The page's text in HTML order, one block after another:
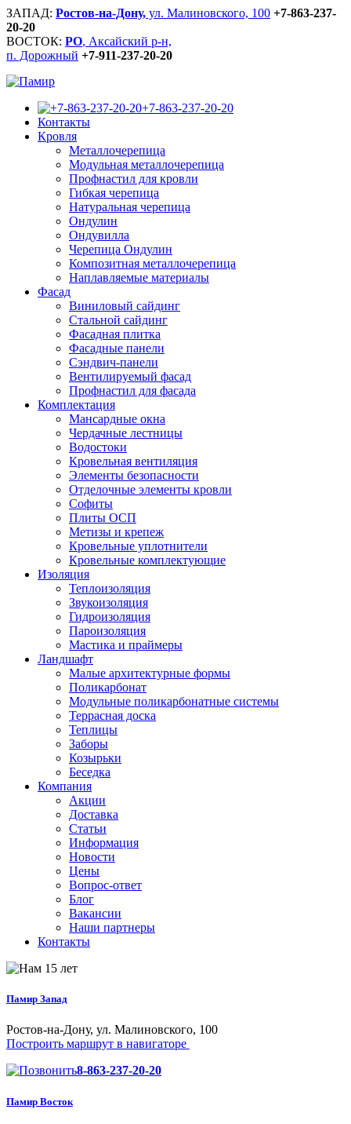
ЗАПАД: Ростов-на-Дону, ул. Малиновского, 100 +7-863-237-
20-20
ВОСТОК: РО, Аксайский р-н,
п. Дорожный +7-911-237-20-20
+7-863-237-20-20
Контакты
Кровля
Металлочерепица
Модульная металлочерепица
Профнастил для кровли
Гибкая черепица
Натуральная черепица
Ондулин
Ондувилла
Черепица Ондулин
Композитная металлочерепица
Наплавляемые материалы
Фасад
Виниловый сайдинг
Стальной сайдинг
Фасадная плитка
Фасадные панели
Сэндвич-панели
Вентилируемый фасад
Профнастил для фасада
Комплектация
Мансардные окна
Чердачные лестницы
Водостоки
Кровельная вентиляция
Элементы безопасности
Отделочные элементы кровли
Софиты
Плиты ОСП
Метизы и крепеж
Кровельные уплотнители
Кровельные комплектующие
Изоляция
Теплоизоляция
Звукоизоляция
Гидроизоляция
Пароизоляция
Мастика и праймеры
Ландшафт
Малые архитектурные формы
Поликарбонат
Модульные поликарбонатные системы
Террасная доска
Теплицы
Заборы
Козырьки
Беседка
Компания
Акции
Доставка
Статьи
Информация
Новости
Цены
Вопрос-ответ
Блог
Вакансии
Наши партнеры
Контакты
Памир Запад
Ростов-на-Дону, ул. Малиновского, 100
Построить маршрут в навигаторе
8-863-237-20-20
Памир Восток